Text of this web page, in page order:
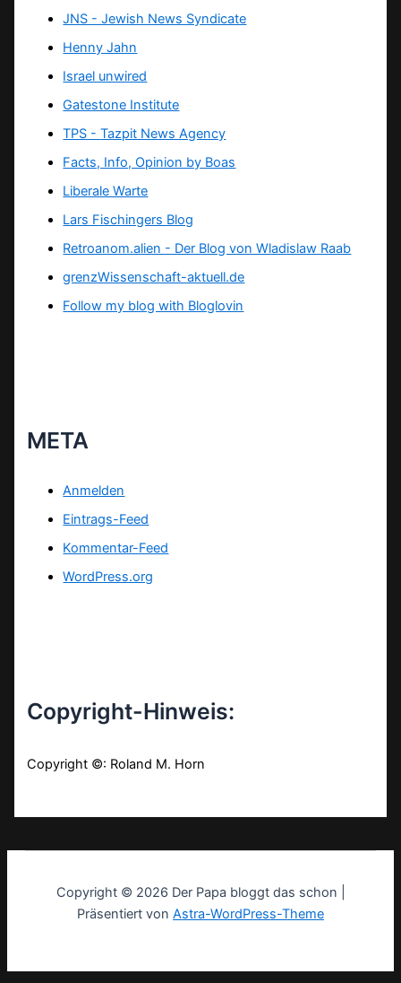
JNS - Jewish News Syndicate
Henny Jahn
Israel unwired
Gatestone Institute
TPS -Tazpit News Agency
Facts, Info, Opinion by Boas
Liberale Warte
Lars Fischingers Blog
Retroanom.alien - Der Blog von Wladislaw Raab
grenzWissenschaft-aktuell.de
Follow my blog with Bloglovin
META
Anmelden
Eintrags-Feed
Kommentar-Feed
WordPress.org
Copyright-Hinweis:
Copyright ©: Roland M. Horn
Copyright © 2026 Der Papa bloggt das schon |
Präsentiert von Astra-WordPress-Theme